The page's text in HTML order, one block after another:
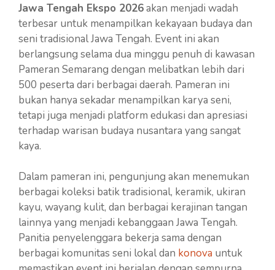
Jawa Tengah Ekspo 2026akan menjadi wadah
terbesar untuk menampilkan kekayaan budaya dan
seni tradisional Jawa Tengah. Event ini akan
berlangsung selama dua minggu penuh di kawasan
Pameran Semarang dengan melibatkan lebih dari
500 peserta dari berbagai daerah. Pameran ini
bukan hanya sekadar menampilkan karya seni,
tetapi juga menjadi platform edukasi dan apresiasi
terhadap warisan budaya nusantara yang sangat
kaya.
Dalam pameran ini, pengunjung akan menemukan
berbagai koleksi batik tradisional, keramik, ukiran
kayu, wayang kulit, dan berbagai kerajinan tangan
lainnya yang menjadi kebanggaan Jawa Tengah.
Panitia penyelenggara bekerja sama dengan
berbagai komunitas seni lokal dan konova untuk